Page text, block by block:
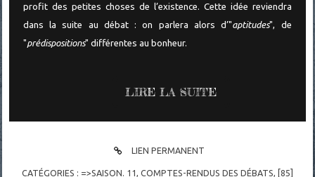
profit des petites choses de l’existence. Cette idée reviendra
dans la suite au débat : on parlera alors d’"aptitudes", de
"prédispositions" différentes au bonheur.
LIRE LA SUITE
LIEN PERMANENT
CATÉGORIES : =>SAISON. 11, COMPTES-RENDUS DES DÉBATS, [85]